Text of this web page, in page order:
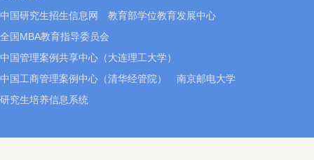
中国研究生招生信息网
教育部学位教育发展中心
全国MBA教育指导委员会
中国管理案例共享中心（大连理工大学）
中国工商管理案例中心（清华经管院）
南京邮电大学
研究生培养信息系统